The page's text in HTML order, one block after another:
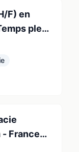
F) en
plein
France